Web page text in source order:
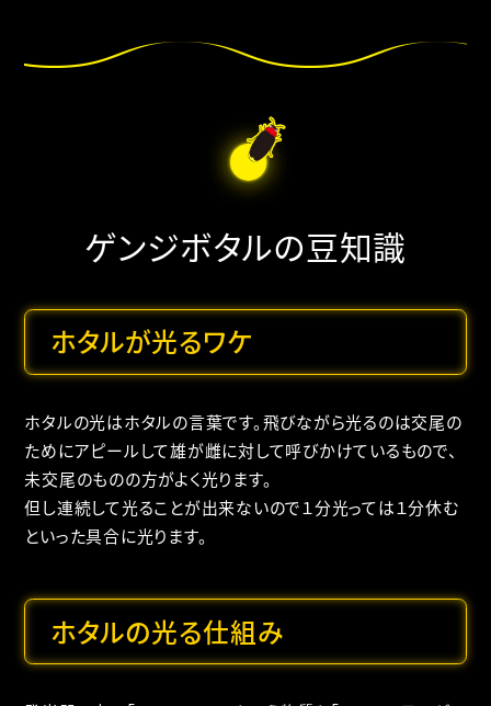
ゲンジボタルの豆知識
ホタルが光るワケ
ホタルの光はホタルの言葉です。飛びながら光るのは交尾の
ためにアピールして雄が雌に対して呼びかけているもので、
未交尾のものの方がよく光ります。
但し連続して光ることが出来ないので１分光っては１分休む
といった具合に光ります。
ホタルの光る仕組み